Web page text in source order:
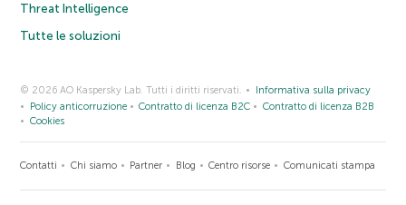
Threat Intelligence
Tutte le soluzioni
© 2026 AO Kaspersky Lab. Tutti i diritti riservati.
Informativa sulla privacy
Policy anticorruzione
Contratto di licenza B2C
Contratto di licenza B2B
Cookies
Contatti Chi siamo Partner Blog Centro risorse Comunicati stampa